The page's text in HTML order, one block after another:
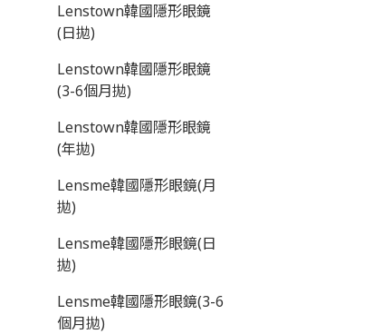
Lenstown韓國隱形眼鏡
(日拋)
Lenstown韓國隱形眼鏡
(3-6個月拋)
Lenstown韓國隱形眼鏡
(年拋)
Lensme韓國隱形眼鏡(月
拋)
Lensme韓國隱形眼鏡(日
拋)
Lensme韓國隱形眼鏡(3-6
個月拋)